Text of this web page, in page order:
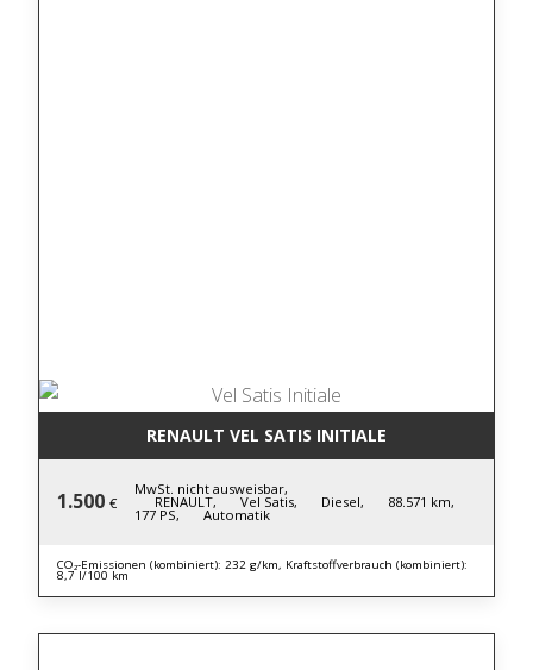
RENAULT VEL SATIS INITIALE
1.500 €
MwSt. nicht ausweisbar,
RENAULT, Vel Satis, Diesel, 88.571 km,
177 PS, Automatik
CO₂-Emissionen (kombiniert): 232 g/km, Kraftstoffverbrauch (kombiniert):
8,7 l/100 km